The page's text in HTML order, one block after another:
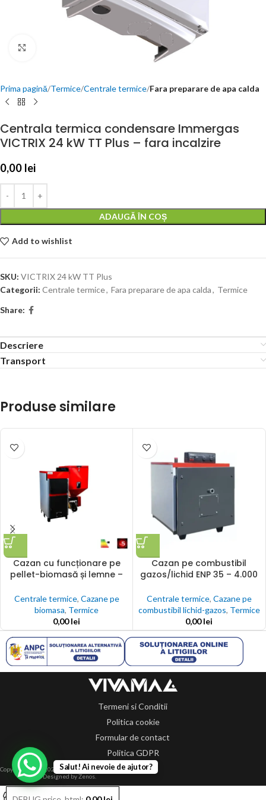
Prima pagină Termice Centrale termice Fara preparare de apa calda
Centrala termica condensare Immergas
VICTRIX 24 kW TT Plus – fara incalzire
0,00 lei
ADAUGĂ ÎN COȘ
Add to wishlist
SKU: VICTRIX 24 kW TT Plus
Categorii: Centrale termice, Fara preparare de apa calda, Termice
Share:
Descriere
Transport
Produse similare
Cazan cu funcționare pe
pellet-biomasă și lemne –
Centrale termice, Cazane pe
biomasa, Termice
0,00lei
Cazan pe combustibil
gazos/lichid ENP 35 – 4.000
Centrale termice, Cazane pe
combustibil lichid-gazos, Termice
0,00lei
Termeni si Conditii
Politica cookie
Formular de contact
Politica GDPR
Copyright 2014-2024 © Toate drepturile rezervate.
Designed by Zenos.
Salut! Ai nevoie de ajutor?